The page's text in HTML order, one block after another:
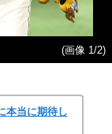
(画像 1/2)
本当に期待し